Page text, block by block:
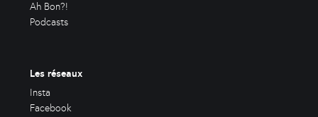
Ah Bon?!
Podcasts
Les réseaux
Insta
Facebook